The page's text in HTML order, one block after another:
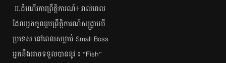
II.ដំណើរការព្រឹត្តិការណ៍៖ រាល់ពេល
ដែលអ្នកចូលរួមព្រឹត្តិការណ៍សង្គ្រាមបី
ប្រទេស នៅពេលសម្លាប់ Small Boss
អ្នកនឹងអាចទទួលបាននូវ​ ៖ “Fish”